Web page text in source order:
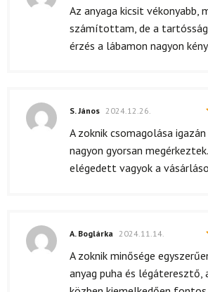
Az anyaga kicsit vékonyabb,
számítottam, de a
érzés a lábamon nagyon
S. János 2024.12.26.
A zoknik csomagolása
nagyon gyorsan
elégedett vagyok a
A. Boglárka 2024.11.14.
A zoknik minősége
anyag puha és légáteresztő,